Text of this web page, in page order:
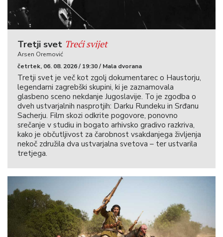
Tretji svet Treći svijet
Arsen Oremović
četrtek, 06. 08. 2026 / 19:30 / Mala dvorana
Tretji svet je več kot zgolj dokumentarec o Haustorju,
legendarni zagrebški skupini, ki je zaznamovala
glasbeno sceno nekdanje Jugoslavije. To je zgodba o
dveh ustvarjalnih nasprotjih: Darku Rundeku in Srđanu
Sacherju. Film skozi odkrite pogovore, ponovno
srečanje v studiu in bogato arhivsko gradivo razkriva,
kako je občutljivost za čarobnost vsakdanjega življenja
nekoč združila dva ustvarjalna svetova – ter ustvarila
tretjega.